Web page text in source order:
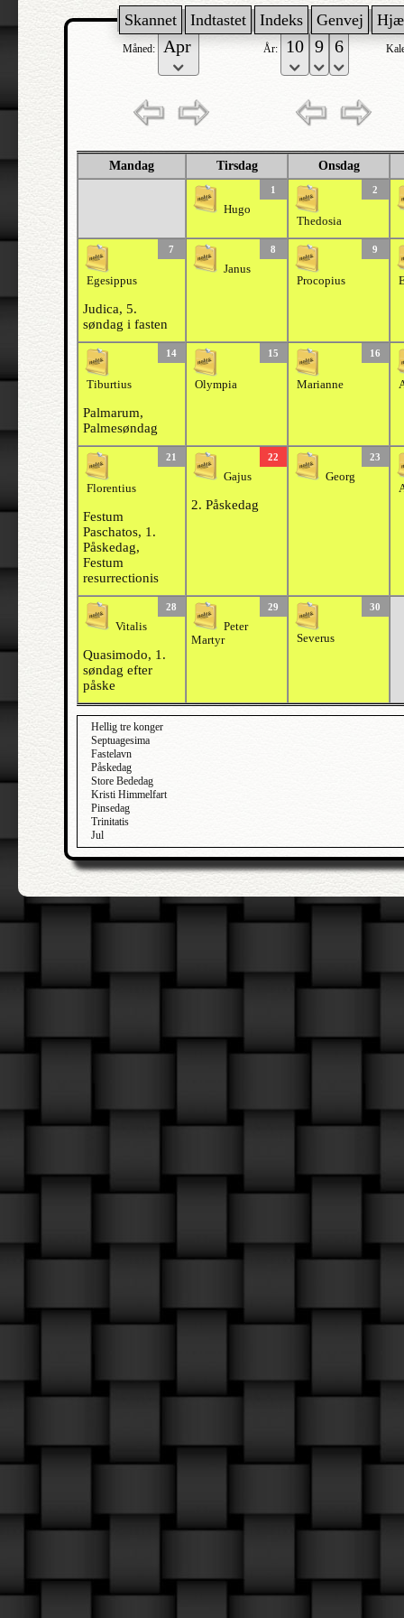
Skannet Indtastet Indeks Genvej
Måned: År:
Mandag Tirsdag Onsdag
1
Hugo
2
Thedosia
7
Egesippus
Judica, 5.
søndag i fasten
8
Janus
9
Procopius
14
Tiburtius
Palmarum,
Palmesøndag
15
Olympia
16
Marianne
21
Florentius
Festum
Paschatos, 1.
Påskedag,
Festum
resurrectionis
22
Gajus
2. Påskedag
23
Georg
28
Vitalis
Quasimodo, 1.
søndag efter
påske
29
Peter
Martyr
30
Severus
Hellig tre konger
Septuagesima
Fastelavn
Påskedag
Store Bededag
Kristi Himmelfart
Pinsedag
Trinitatis
Jul